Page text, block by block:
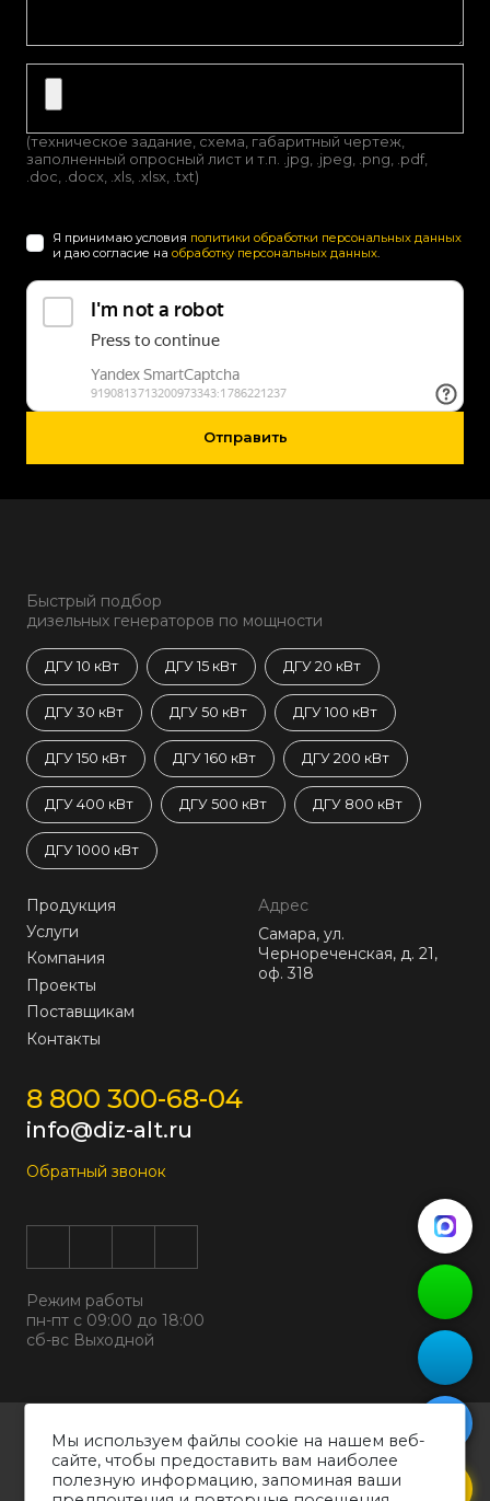
(техническое задание, схема, габаритный чертеж,
заполненный опросный лист и т.п. .jpg, .jpeg, .png, .pdf,
.doc, .docx, .xls, .xlsx, .txt)
Я принимаю условия политики обработки персональных данных
и даю согласие на обработку персональных данных
Отправить
Быстрый подбор
дизельных генераторов по мощности
ДГУ 10 кВт ДГУ 15 кВт ДГУ 20 кВт
ДГУ 30 кВт ДГУ 50 кВт ДГУ 100 кВт
ДГУ 150 кВт ДГУ 160 кВт ДГУ 200 кВт
ДГУ 400 кВт ДГУ 500 кВт ДГУ 800 кВт
ДГУ 1000 кВт
Продукция
Услуги
Компания
Проекты
Поставщикам
Контакты
Адрес
Самара, ул.
Чернореченская, д. 21,
оф. 318
8 800 300-68-04
info@diz-alt.ru
Обратный звонок
Режим работы
пн-пт с 09:00 до 18:00
сб-вс Выходной
Все права защищены © 2026
ООО "ДИЗАЛЬТ"
ИНН 6318069799 ОГРН 1226300038194
Мы используем файлы cookie на нашем веб-
сайте, чтобы предоставить вам наиболее
полезную информацию, запоминая ваши